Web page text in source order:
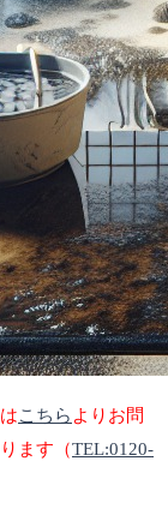
こちら よりお問
ます（TEL:0120-